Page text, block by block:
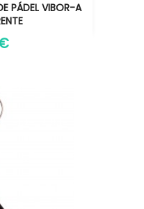
PÁDEL VIBOR-A